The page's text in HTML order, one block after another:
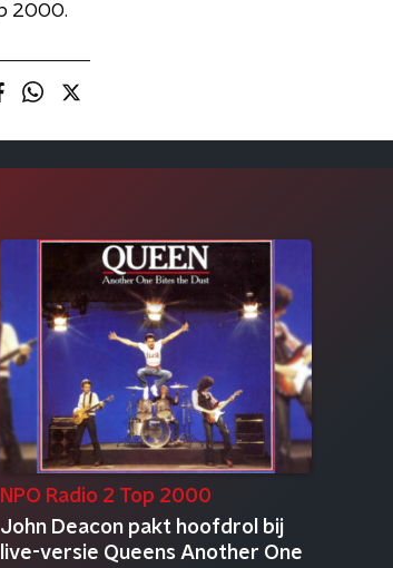
2000.
NPO Radio 2 Top 2000
John Deacon pakt hoofdrol bij
live-versie Queens Another One